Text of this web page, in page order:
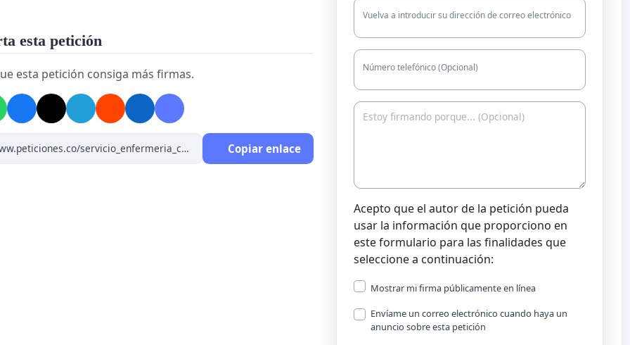
esta petición
esta petición consiga más firmas.
Copiar enlace
Vuelva a introducir su dirección de correo electrónico
Número telefónico (Opcional)
Acepto que el autor de la petición pueda
usar la información que proporciono en
este formulario para las finalidades que
seleccione a continuación:
Mostrar mi firma públicamente en línea
Envíame un correo electrónico cuando haya un
anuncio sobre esta petición